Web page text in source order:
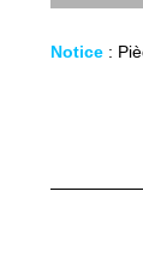
Notice :